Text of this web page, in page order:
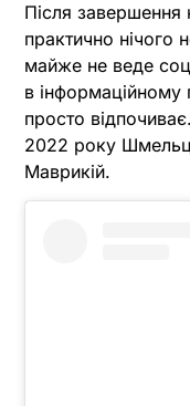
Після
практично нічого
майже не веде
в
просто
2022 року
Маврикій.